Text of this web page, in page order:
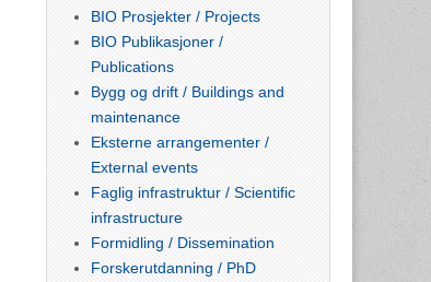
BIO Prosjekter / Projects
BIO Publikasjoner /
Publications
Bygg og drift / Buildings and
maintenance
Eksterne arrangementer /
External events
Faglig infrastruktur / Scientific
infrastructure
Formidling / Dissemination
Forskerutdanning / PhD